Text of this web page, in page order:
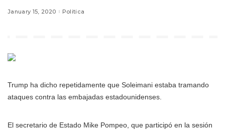
January 15, 2020 Politica
Trump ha dicho repetidamente que Soleimani estaba tramando
ataques contra las embajadas estadounidenses.
El secretario de Estado Mike Pompeo, que participó en la sesión